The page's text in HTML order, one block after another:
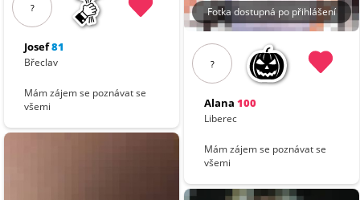
?
Josef81
Břeclav
Mám zájem se poznávat se
všemi
Fotka dostupná po přihlášení
?
Alana 100
Liberec
Mám zájem se poznávat se
všemi